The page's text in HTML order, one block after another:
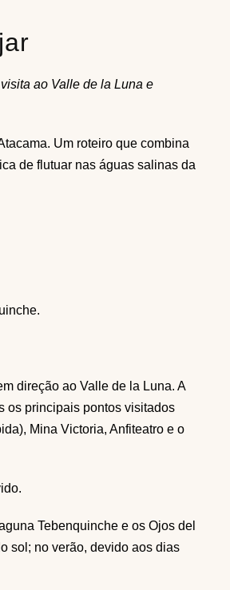
ao Valle de la Luna e
Um roteiro que combina
de flutuar nas águas salinas da
direção ao Valle de la Luna. A
os principais pontos visitados
Mina Victoria, Anfiteatro e o
Tebenquinche e os Ojos del
sol; no verão, devido aos dias